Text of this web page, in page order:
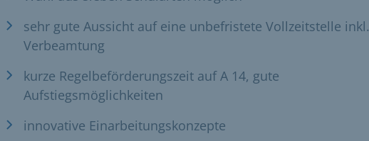
sehr gute Aussicht auf eine unbefristete Vollzeitstelle inkl.
Verbeamtung
kurze Regelbeförderungszeit auf A 14, gute
Aufstiegsmöglichkeiten
innovative Einarbeitungskonzepte